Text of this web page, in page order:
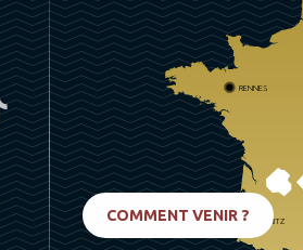
RENNES
BIARRITZ
COMMENT VENIR ?